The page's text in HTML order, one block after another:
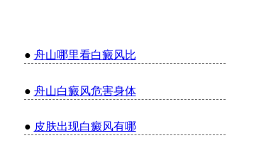
● 舟山哪里看白癜风比
● 舟山白癜风危害身体
● 皮肤出现白癜风有哪